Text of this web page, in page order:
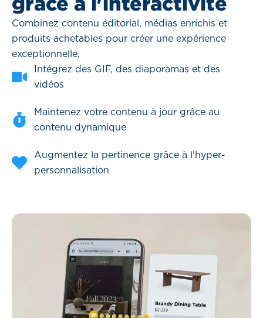
Combinez contenu éditorial, médias enrichis et
produits achetables pour créer une expérience
exceptionnelle.
Intégrez des GIF, des diaporamas et des
vidéos
Maintenez votre contenu à jour grâce au
contenu dynamique
Augmentez la pertinence grâce à l'hyper-
personnalisation